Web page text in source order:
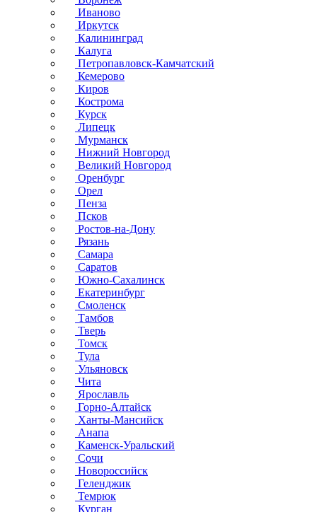
Иваново
Иркутск
Калининград
Калуга
Петропавловск-Камчатский
Кемерово
Киров
Кострома
Курск
Липецк
Мурманск
Нижний Новгород
Великий Новгород
Оренбург
Орел
Пенза
Псков
Ростов-на-Дону
Рязань
Самара
Саратов
Южно-Сахалинск
Екатеринбург
Смоленск
Тамбов
Тверь
Томск
Тула
Ульяновск
Чита
Ярославль
Горно-Алтайск
Ханты-Мансийск
Анапа
Каменск-Уральский
Сочи
Новороссийск
Геленджик
Темрюк
Курган